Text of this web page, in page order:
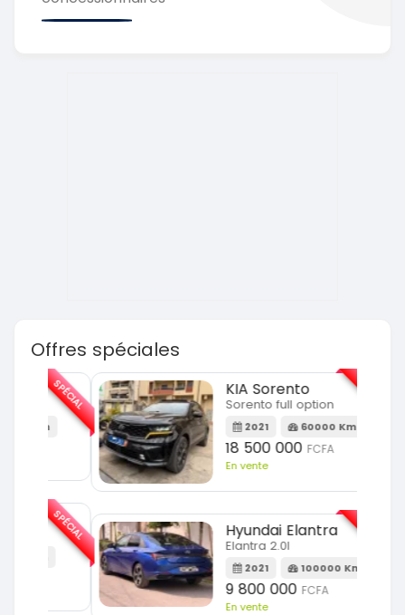
Offres spéciales
KIA Sorento
Sorento full option
2021 60000 Km
18 500 000FCFA
En vente
SPÉCIAL
Hyundai Elantra
Elantra 2.0l
2021 100000 Km
9 800 000FCFA
En vente
SPÉCIAL